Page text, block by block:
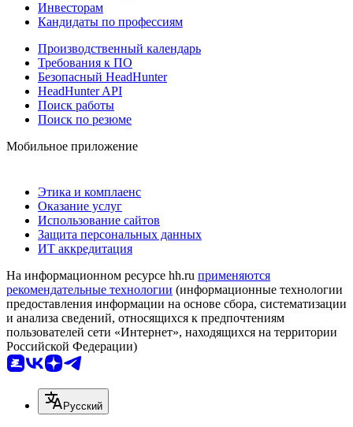
Инвесторам
Кандидаты по профессиям
Производственный календарь
Требования к ПО
Безопасный HeadHunter
HeadHunter API
Поиск работы
Поиск по резюме
Мобильное приложение
Этика и комплаенс
Оказание услуг
Использование сайтов
Защита персональных данных
ИТ аккредитация
На информационном ресурсе hh.ru применяются
рекомендательные технологии (информационные технологии
предоставления информации на основе сбора, систематизации
и анализа сведений, относящихся к предпочтениям
пользователей сети «Интернет», находящихся на территории
Российской Федерации)
Русский